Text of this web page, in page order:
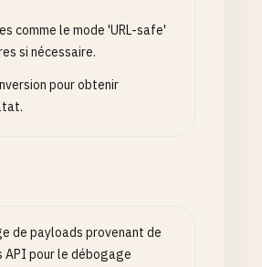
comme le mode 'URL-safe'
si nécessaire.
pour obtenir
de payloads provenant de
API pour le débogage